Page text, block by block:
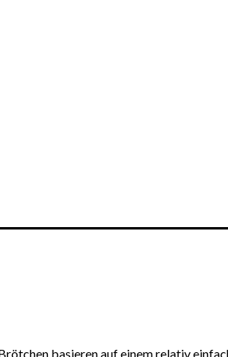
basieren auf einem relativ